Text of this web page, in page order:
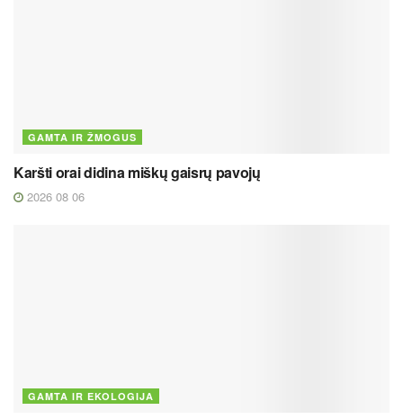
GAMTA IR ŽMOGUS
Karšti orai didina miškų gaisrų pavojų
2026 08 06
GAMTA IR EKOLOGIJA